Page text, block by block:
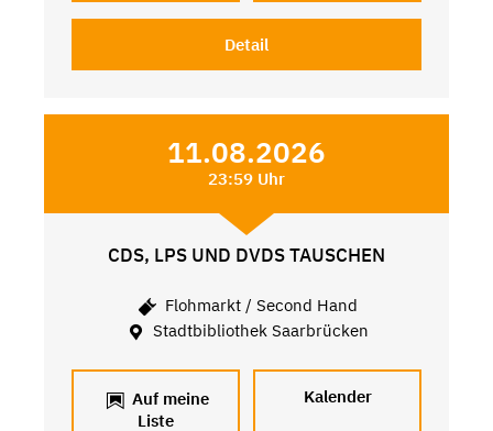
Detail
11.08.2026
23:59 Uhr
CDS, LPS UND DVDS TAUSCHEN
Flohmarkt / Second Hand
Stadtbibliothek Saarbrücken
Auf meine
Liste
Kalender